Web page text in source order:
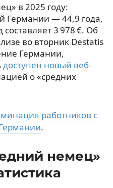
в 2025 году:
Германии — 44,9 года,
3 978 €. Об
во вторник Destatis
Германии,
доступен новый веб-
о «средних
работников с
.
немец»